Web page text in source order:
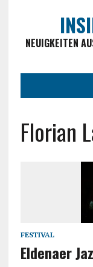
NEUIGKEITEN
Florian
FESTIVAL
Eldenaer